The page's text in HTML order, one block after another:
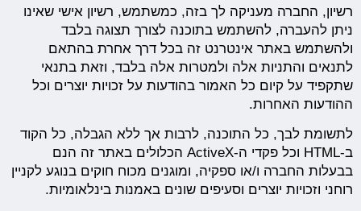
רשיון, החברה מעניקה לך בזה, כמשתמש, רשיון אישי שאינו
ניתן להעברה, להשתמש בתוכנה לצורך תצוגה בלבד
ולהשתמש באתר אינטרנט זה בכל דרך אחרת בהתאם
לתנאים והתניות אלה ולמטרות אלה בלבד, וזאת בתנאי
שתקפיד על קיום כל האמור בהודעות על זכויות יוצרים וכל
ההודעות האחרות.
לתשומת לבך, כל התוכנה, לרבות אך ללא הגבלה, כל הקוד
ב-HTML וכל פקדי ה-ActiveX הכלולים באתר זה הנם
בבעלות החברה ו/או ספקיה, ומוגנים מכוח חוקים בנוגע לקניין
רוחני וזכויות יוצרים וסעיפים שונים באמנות בינלאומיות.